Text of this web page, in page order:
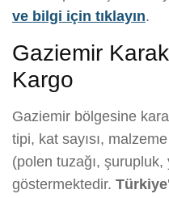
ve bilgi için tıklayın.
Gaziemir
Kargo
Gaziemir bölgesine
tipi, kat sayısı,
(polen tuzağı,
göstermektedir.